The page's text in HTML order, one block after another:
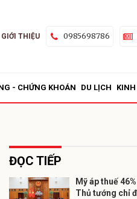
GIỚI THIỆU 0985698786
- CHỨNG KHOÁN DU LỊCH
ĐỌC TIẾP
Mỹ áp thuế
Thủ tướng chỉ